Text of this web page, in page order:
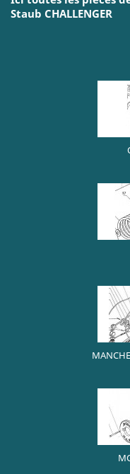
Staub CHALLENGER